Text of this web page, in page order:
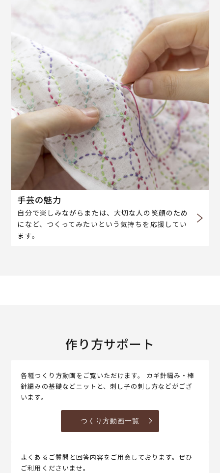
手芸の魅力
自分で楽しみながらまたは、大切な人の笑顔のため
になど、つくってみたいという気持ちを応援してい
ます。
作り方サポート
各種つくり方動画をご覧いただけます。 カギ針編み・棒
針編みの基礎などニットと、刺し子の刺し方などがござ
います。
つくり方動画一覧
よくあるご質問と回答内容をご用意しております。ぜひ
ご利用くださいませ。